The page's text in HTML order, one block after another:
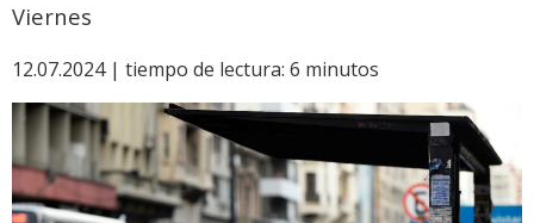
Viernes
12.07.2024 | tiempo de lectura: 6 minutos